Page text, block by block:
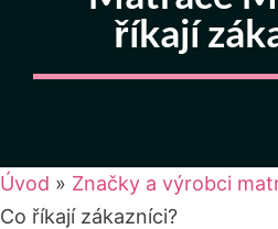
říkají
Úvod » Značky a výrobci
Co říkají zákazníci?